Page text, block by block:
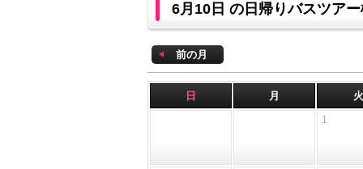
6月10日 の日帰りバスツア
前の月
日 月 火
1